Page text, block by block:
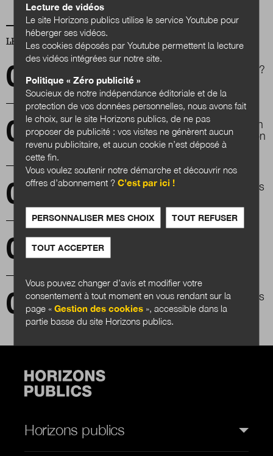
LES PLUS LUS
Les démissions des maires, mythe ou réalité ?
Le CCAS de Villeurbanne a recours au design
des politiques publiques pour réaménager son
accueil
Horizons publics : le top 5 des articles les plus
Souviens-toi l’été d'après
Relocalisation et remunicipalisation : quand les
collectivités veulent « reprendre le contrôle »
Horizons publics
Lecture de vidéos
Le site Horizons publics utilise le service Youtube pour
héberger ses vidéos.
Les cookies déposés par Youtube permettent la lecture
des vidéos intégrées sur notre site.
Politique « Zéro publicité »
Soucieux de notre indépendance éditoriale et de la
protection de vos données personnelles, nous avons fait
le choix, sur le site Horizons publics, de ne pas
proposer de publicité : vos visites ne génèrent aucun
revenu publicitaire, et aucun cookie n’est déposé à
cette fin.
Vous voulez soutenir notre démarche et découvrir nos
offres d’abonnement ?C’est par ici !
PERSONNALISER MES CHOIX TOUT REFUSER
TOUT ACCEPTER
Vous pouvez changer d’avis et modifier votre
consentement à tout moment en vous rendant sur la
page «Gestion des cookies », accessible dans la
partie basse du site Horizons publics.